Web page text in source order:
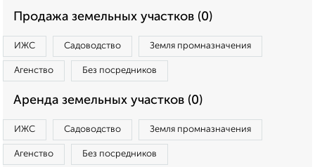
Продажа земельных участков (0)
ИЖС Садоводство Земля промназначения
Агенство Без посредников
Аренда земельных участков (0)
ИЖС Садоводство Земля промназначения
Агенство Без посредников